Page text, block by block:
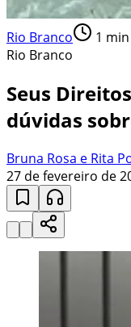
Rio Branco 1
Rio Branco
Seus
dúvidas
Bruna Rosa e Rita
27 de fevereiro de